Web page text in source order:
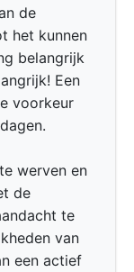
de
het kunnen
belangrijk
Een
voorkeur
werven en
de
te
van
een actief